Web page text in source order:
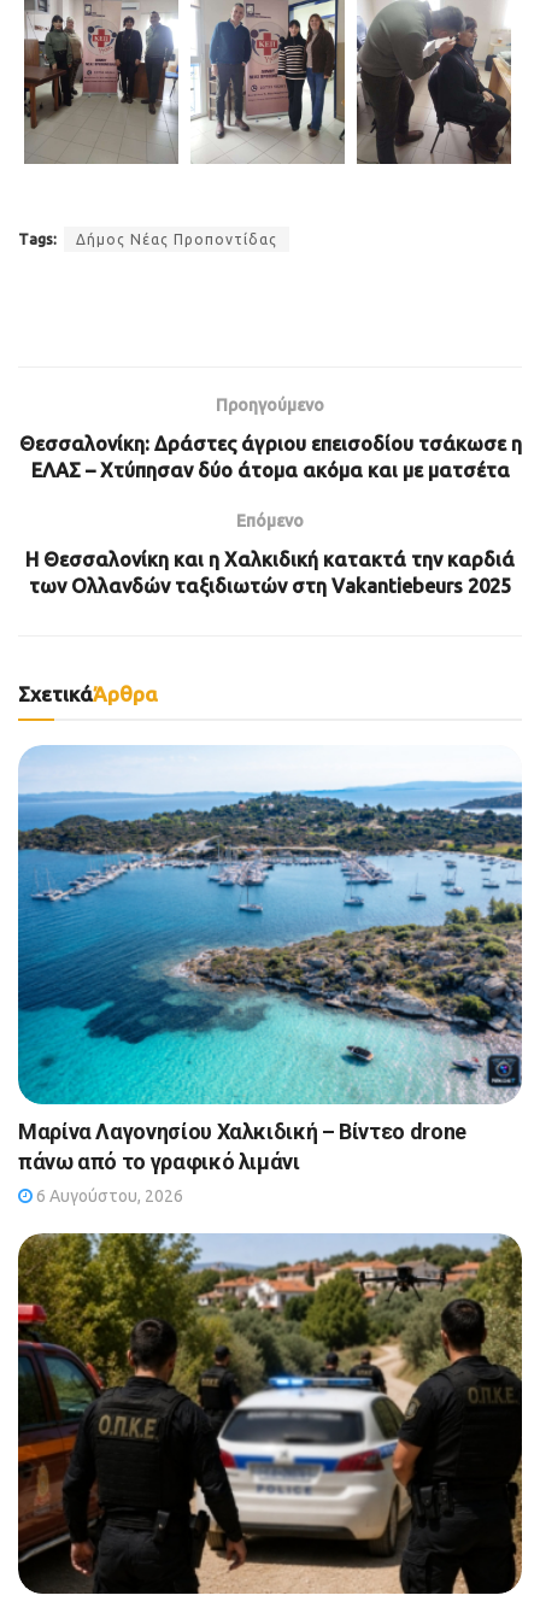
Tags: Δήμος Νέας Προποντίδας
Προηγούμενο
Θεσσαλονίκη: Δράστες άγριου επεισοδίου τσάκωσε η
ΕΛΑΣ – Χτύπησαν δύο άτομα ακόμα και με ματσέτα
Επόμενο
Η Θεσσαλονίκη και η Χαλκιδική κατακτά την καρδιά
των Ολλανδών ταξιδιωτών στη Vakantiebeurs 2025
ΣχετικάΆρθρα
Μαρίνα Λαγονησίου Χαλκιδική – Βίντεο drone
πάνω από το γραφικό λιμάνι
6 Αυγούστου, 2026